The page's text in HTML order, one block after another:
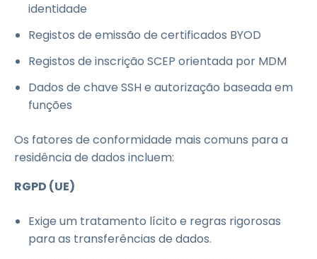
identidade
Registos de emissão de certificados BYOD
Registos de inscrição SCEP orientada por MDM
Dados de chave SSH e autorização baseada em
funções
Os fatores de conformidade mais comuns para a
residência de dados incluem:
RGPD (UE)
Exige um tratamento lícito e regras rigorosas
para as transferências de dados.